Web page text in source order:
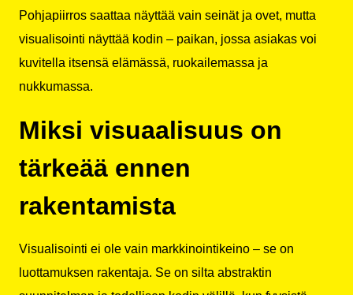
Pohjapiirros saattaa näyttää vain seinät ja ovet, mutta
visualisointi näyttää kodin – paikan, jossa asiakas voi
kuvitella itsensä elämässä, ruokailemassa ja
nukkumassa.
Miksi visuaalisuus on
tärkeää ennen
rakentamista
Visualisointi ei ole vain markkinointikeino – se on
luottamuksen rakentaja. Se on silta abstraktin